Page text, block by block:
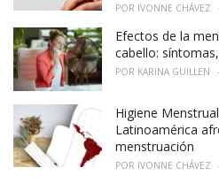
POR IVONNE CHÁVEZ
Efectos de la
cabello:
POR KARINA GUILLEN
Higiene
Latinoamérica
menstruación
POR IVONNE CHÁVEZ